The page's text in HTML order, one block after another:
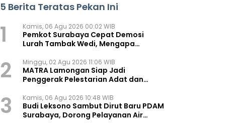
5 Berita Teratas Pekan Ini
1 Kamis, 06 Agu 2026 00:02 WIB
Pemkot Surabaya Cepat Demosi
Lurah Tambak Wedi, Mengapa
2 Minggu, 02 Agu 2026 11:06 WIB
MATRA Lamongan Siap Jadi
Penggerak Pelestarian Adat dan
3 Kamis, 06 Agu 2026 10:48 WIB
Budi Leksono Sambut Dirut Baru PDAM
Surabaya, Dorong Pelayanan Air